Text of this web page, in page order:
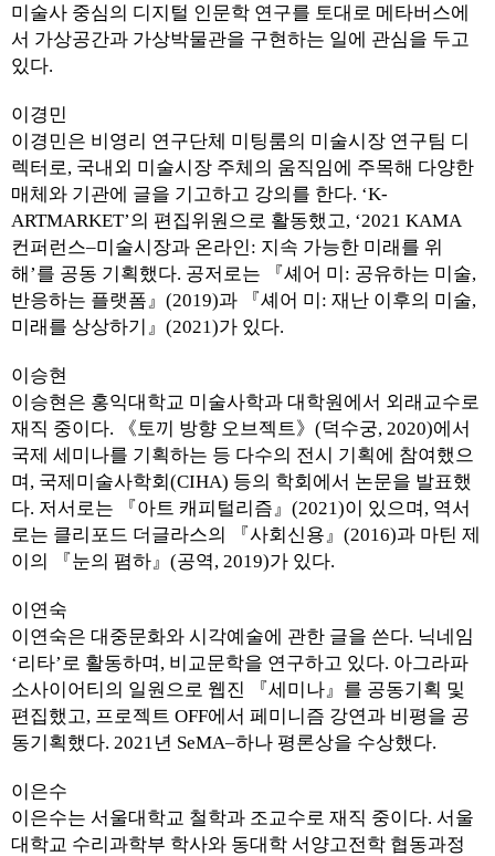
미술사 중심의 디지털 인문학 연구를 토대로 메타버스에
서 가상공간과 가상박물관을 구현하는 일에 관심을 두고
있다.
이경민
이경민은 비영리 연구단체 미팅룸의 미술시장 연구팀 디
렉터로, 국내외 미술시장 주체의 움직임에 주목해 다양한
매체와 기관에 글을 기고하고 강의를 한다. ‘K-
ARTMARKET’의 편집위원으로 활동했고, ‘2021 KAMA
컨퍼런스–미술시장과 온라인: 지속 가능한 미래를 위
해’를 공동 기획했다. 공저로는 『셰어 미: 공유하는 미술,
반응하는 플랫폼』(2019)과 『셰어 미: 재난 이후의 미술,
미래를 상상하기』(2021)가 있다.
이승현
이승현은 홍익대학교 미술사학과 대학원에서 외래교수로
재직 중이다. 《토끼 방향 오브젝트》(덕수궁, 2020)에서
국제 세미나를 기획하는 등 다수의 전시 기획에 참여했으
며, 국제미술사학회(CIHA) 등의 학회에서 논문을 발표했
다. 저서로는 『아트 캐피털리즘』(2021)이 있으며, 역서
로는 클리포드 더글라스의 『사회신용』(2016)과 마틴 제
이의 『눈의 폄하』(공역, 2019)가 있다.
이연숙
이연숙은 대중문화와 시각예술에 관한 글을 쓴다. 닉네임
‘리타’로 활동하며, 비교문학을 연구하고 있다. 아그라파
소사이어티의 일원으로 웹진 『세미나』를 공동기획 및
편집했고, 프로젝트 OFF에서 페미니즘 강연과 비평을 공
동기획했다. 2021년 SeMA–하나 평론상을 수상했다.
이은수
이은수는 서울대학교 철학과 조교수로 재직 중이다. 서울
대학교 수리과학부 학사와 동대학 서양고전학 협동과정